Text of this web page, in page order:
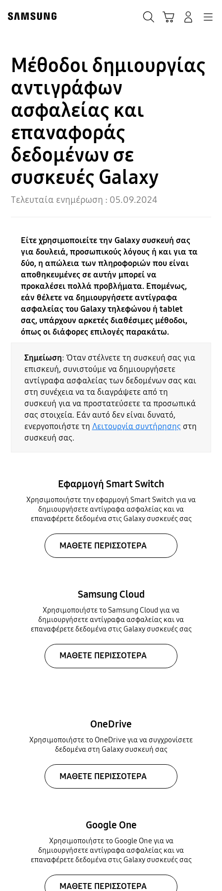
content
accessibility
Μέθοδοι δημιουργίας
αντιγράφων
ασφαλείας και
επαναφοράς
δεδομένων σε
συσκευές Galaxy
Τελευταία ενημέρωση : 05.09.2024
Είτε χρησιμοποιείτε την Galaxy συσκευή σας
για δουλειά, προσωπικούς λόγους ή και για τα
δύο, η απώλεια των πληροφοριών που είναι
αποθηκευμένες σε αυτήν μπορεί να
προκαλέσει πολλά προβλήματα. Επομένως,
εάν θέλετε να δημιουργήσετε αντίγραφα
ασφαλείας του Galaxy τηλεφώνου ή tablet
σας, υπάρχουν αρκετές διαθέσιμες μέθοδοι,
όπως οι διάφορες επιλογές παρακάτω.
Σημείωση: Όταν στέλνετε τη συσκευή σας για
επισκευή, συνιστούμε να δημιουργήσετε
αντίγραφα ασφαλείας των δεδομένων σας και
στη συνέχεια να τα διαγράψετε από τη
συσκευή για να προστατεύσετε τα προσωπικά
σας στοιχεία. Εάν αυτό δεν είναι δυνατό,
ενεργοποιήστε τη Λειτουργία συντήρησης στη
συσκευή σας.
Εφαρμογή Smart Switch
Χρησιμοποιήστε την εφαρμογή Smart Switch για να
δημιουργήσετε αντίγραφα ασφαλείας και να
επαναφέρετε δεδομένα στις Galaxy συσκευές σας
ΜΑΘΕΤΕ ΠΕΡΙΣΣΟΤΕΡΑ
Samsung Cloud
Χρησιμοποιήστε το Samsung Cloud για να
δημιουργήσετε αντίγραφα ασφαλείας και να
επαναφέρετε δεδομένα στις Galaxy συσκευές σας
ΜΑΘΕΤΕ ΠΕΡΙΣΣΟΤΕΡΑ
OneDrive
Χρησιμοποιήστε το OneDrive για να συγχρονίσετε
δεδομένα στη Galaxy συσκευή σας
ΜΑΘΕΤΕ ΠΕΡΙΣΣΟΤΕΡΑ
Google One
Χρησιμοποιήστε το Google One για να
δημιουργήσετε αντίγραφα ασφαλείας και να
επαναφέρετε δεδομένα στις Galaxy συσκευές σας
ΜΑΘΕΤΕ ΠΕΡΙΣΣΟΤΕΡΑ